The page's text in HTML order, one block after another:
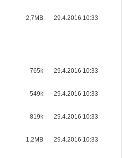
2,7MB 29.4.2016 10:33
765k 29.4.2016 10:33
549k 29.4.2016 10:33
819k 29.4.2016 10:33
1,2MB 29.4.2016 10:33